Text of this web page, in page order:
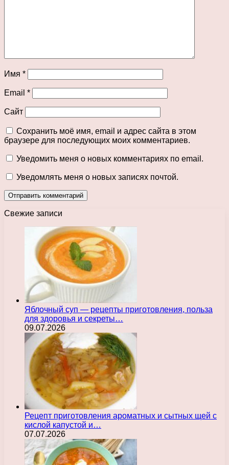
Имя *
Email *
Сайт
Сохранить моё имя, email и адрес сайта в этом
браузере для последующих моих комментариев.
Уведомить меня о новых комментариях по email.
Уведомлять меня о новых записях почтой.
Свежие записи
Яблочный суп — рецепты приготовления, польза
для здоровья и секреты…
09.07.2026
Рецепт приготовления ароматных и сытных щей с
кислой капустой и…
07.07.2026